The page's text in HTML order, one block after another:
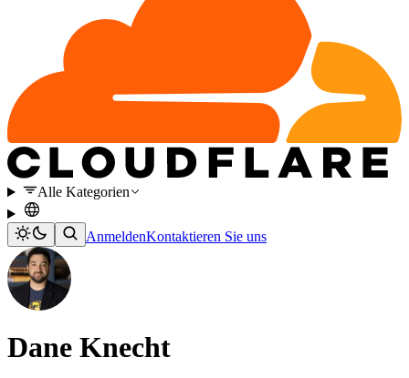
Alle Kategorien
AnmeldenKontaktieren Sie uns
Dane Knecht